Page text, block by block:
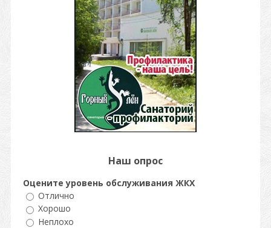
Наш опрос
Оцените уровень обслуживания ЖКХ
Отлично
Хорошо
Неплохо